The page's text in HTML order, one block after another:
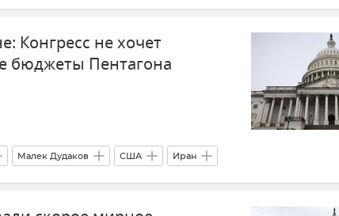
США США Китай Дональд Трамп
Конгресс не хочет
бюджеты Пентагона
Малек Дудаков США Иран
и Ираном Обострение между Ираном и США
Трамп